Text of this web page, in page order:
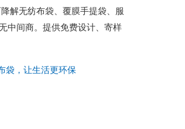
解无纺布袋、覆膜手提袋、服
中间商。提供免费设计、寄样
袋，让生活更环保